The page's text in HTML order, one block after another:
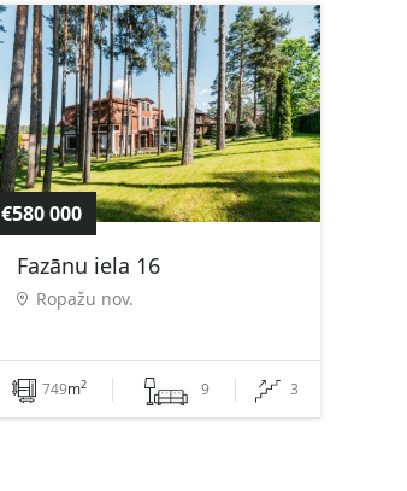
€580 000
Fazānu iela 16
Ropažu nov.
749m2 9 3